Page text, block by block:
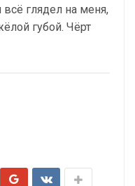
глядел на меня,
губой. Чёрт